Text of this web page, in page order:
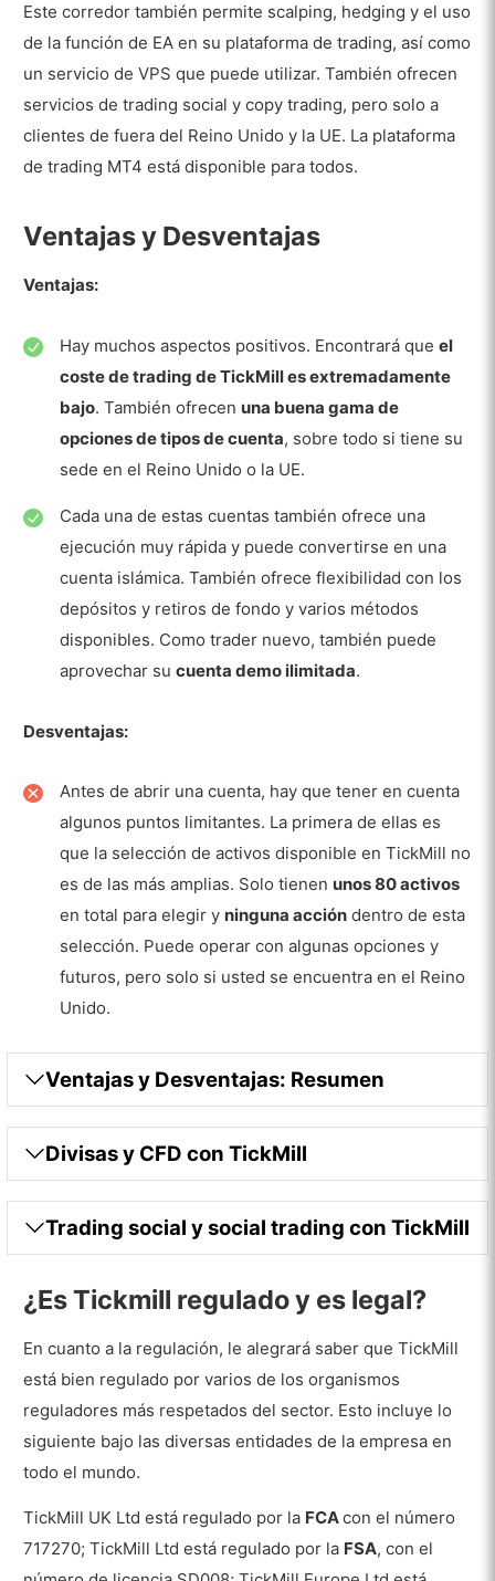
Cuenta VIP
Cuenta islámica
Cuenta de futuros
Cuenta profesional
Depósito y Retirada
Depósito mínimo
Métodos de depósito
Comisiones por realizar depósitos
Comisiones de Trading
Tarifas nocturnas
Comisiones no relacionada con el Trading
Contras
Mercados
Divisas
Metales
Futuros y opciones
Ejecución, apalancamiento y
dimensionamiento de la posición
Ejecuciones
Apalancamiento
Tamaños del trading
Gestión de riesgos
Horario para realizar trading
Técnicas
Plataformas y dispositivos móviles
Herramientas de trading y gráficos
Plataforma de escritorio
Dispositivos móviles
Este corredor también permite scalping, hedging y el uso
de la función de EA en su plataforma de trading, así como
un servicio de VPS que puede utilizar. También ofrecen
servicios de trading social y copy trading, pero solo a
clientes de fuera del Reino Unido y la UE. La plataforma
de trading MT4 está disponible para todos.
Ventajas y Desventajas
Ventajas:
Hay muchos aspectos positivos. Encontrará que el
coste de trading de TickMill es extremadamente
bajo. También ofrecen una buena gama de
opciones de tipos de cuenta, sobre todo si tiene su
sede en el Reino Unido o la UE.
Cada una de estas cuentas también ofrece una
ejecución muy rápida y puede convertirse en una
cuenta islámica. También ofrece flexibilidad con los
depósitos y retiros de fondo y varios métodos
disponibles. Como trader nuevo, también puede
aprovechar su cuenta demo ilimitada.
Desventajas:
Antes de abrir una cuenta, hay que tener en cuenta
algunos puntos limitantes. La primera de ellas es
que la selección de activos disponible en TickMill no
es de las más amplias. Solo tienen unos 80 activos
en total para elegir y ninguna accióndentro de esta
selección. Puede operar con algunas opciones y
futuros, pero solo si usted se encuentra en el Reino
Unido.
Ventajas y Desventajas: Resumen
Divisas y CFD con TickMill
Trading social y social trading con TickMill
¿Es Tickmill regulado y es legal?
En cuanto a la regulación, le alegrará saber que TickMill
está bien regulado por varios de los organismos
reguladores más respetados del sector. Esto incluye lo
siguiente bajo las diversas entidades de la empresa en
todo el mundo.
TickMill UK Ltd está regulado por la FCAcon el número
717270; TickMill Ltd está regulado por la FSA, con el